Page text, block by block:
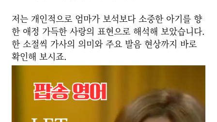
저는 개인적으로 엄마가 보석보다 소중한 아기를 향
한 애정 가득한 사랑의 표현으로 해석해 보았습니다.
한 소절씩 가사의 의미와 주요 발음 현상까지 바로
확인해 보시죠.